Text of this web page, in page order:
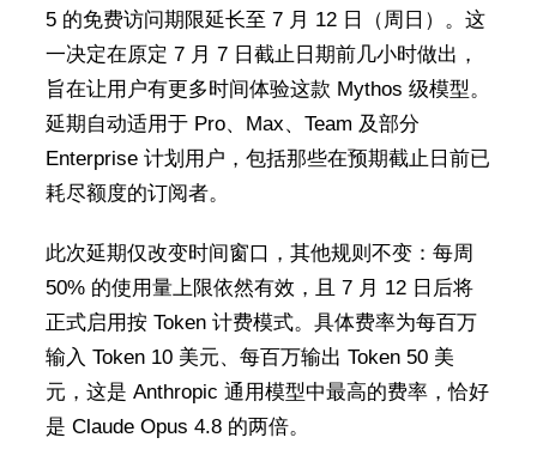
5 的免费访问期限延长至 7 月 12 日（周日）。这
一决定在原定 7 月 7 日截止日期前几小时做出，
旨在让用户有更多时间体验这款 Mythos 级模型。
延期自动适用于 Pro、Max、Team 及部分
Enterprise 计划用户，包括那些在预期截止日前已
耗尽额度的订阅者。
此次延期仅改变时间窗口，其他规则不变：每周
50% 的使用量上限依然有效，且 7 月 12 日后将
正式启用按 Token 计费模式。具体费率为每百万
输入 Token 10 美元、每百万输出 Token 50 美
元，这是 Anthropic 通用模型中最高的费率，恰好
是 Claude Opus 4.8 的两倍。